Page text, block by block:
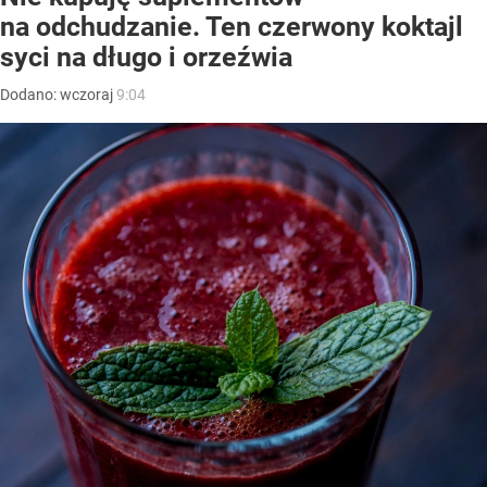
na odchudzanie. Ten czerwony koktajl
syci na długo i orzeźwia
Dodano:wczoraj9:04